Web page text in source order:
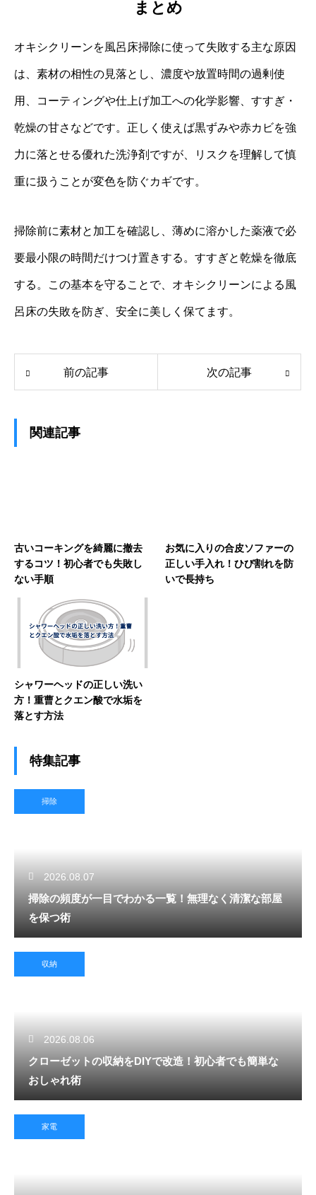
まとめ
オキシクリーンを風呂床掃除に使って失敗する主な原因
は、素材の相性の見落とし、濃度や放置時間の過剰使
用、コーティングや仕上げ加工への化学影響、すすぎ・
乾燥の甘さなどです。正しく使えば黒ずみや赤カビを強
力に落とせる優れた洗浄剤ですが、リスクを理解して慎
重に扱うことが変色を防ぐカギです。
掃除前に素材と加工を確認し、薄めに溶かした薬液で必
要最小限の時間だけつけ置きする。すすぎと乾燥を徹底
する。この基本を守ることで、オキシクリーンによる風
呂床の失敗を防ぎ、安全に美しく保てます。
前の記事 次の記事
関連記事
古いコーキングを綺麗に撤去
するコツ！初心者でも失敗し
ない手順
お気に入りの合皮ソファーの
正しい手入れ！ひび割れを防
いで長持ち
シャワーヘッドの正しい洗い
方！重曹とクエン酸で水垢を
落とす方法
特集記事
掃除
2026.08.07
掃除の頻度が一目でわかる一覧！無理なく清潔な部屋
を保つ術
収納
2026.08.06
クローゼットの収納をDIYで改造！初心者でも簡単な
おしゃれ術
家電